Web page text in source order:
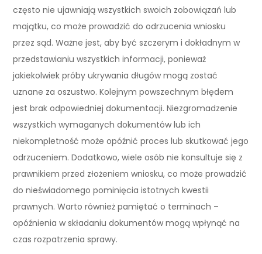
często nie ujawniają wszystkich swoich zobowiązań lub
majątku, co może prowadzić do odrzucenia wniosku
przez sąd. Ważne jest, aby być szczerym i dokładnym w
przedstawianiu wszystkich informacji, ponieważ
jakiekolwiek próby ukrywania długów mogą zostać
uznane za oszustwo. Kolejnym powszechnym błędem
jest brak odpowiedniej dokumentacji. Niezgromadzenie
wszystkich wymaganych dokumentów lub ich
niekompletność może opóźnić proces lub skutkować jego
odrzuceniem. Dodatkowo, wiele osób nie konsultuje się z
prawnikiem przed złożeniem wniosku, co może prowadzić
do nieświadomego pominięcia istotnych kwestii
prawnych. Warto również pamiętać o terminach –
opóźnienia w składaniu dokumentów mogą wpłynąć na
czas rozpatrzenia sprawy.